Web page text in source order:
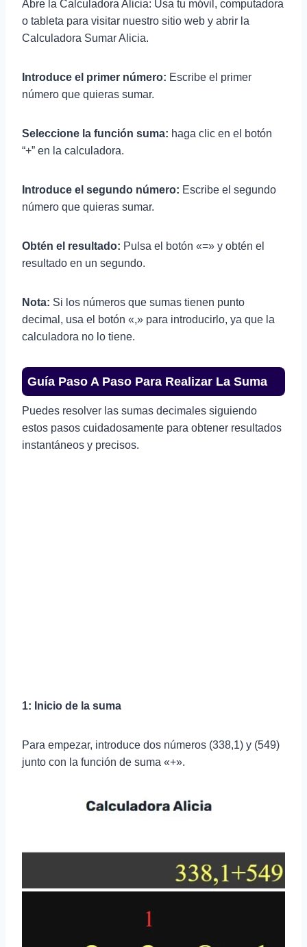
Abre la Calculadora Alicia: Usa tu móvil, computadora
o tableta para visitar nuestro sitio web y abrir la
Calculadora Sumar Alicia.
Introduce el primer número: Escribe el primer
número que quieras sumar.
Seleccione la función suma: haga clic en el botón
“+” en la calculadora.
Introduce el segundo número: Escribe el segundo
número que quieras sumar.
Obtén el resultado: Pulsa el botón «=» y obtén el
resultado en un segundo.
Nota: Si los números que sumas tienen punto
decimal, usa el botón «,» para introducirlo, ya que la
calculadora no lo tiene.
Guía Paso A Paso Para Realizar La Suma
Puedes resolver las sumas decimales siguiendo
estos pasos cuidadosamente para obtener resultados
instantáneos y precisos.
1: Inicio de la suma
Para empezar, introduce dos números (338,1) y (549)
junto con la función de suma «+».